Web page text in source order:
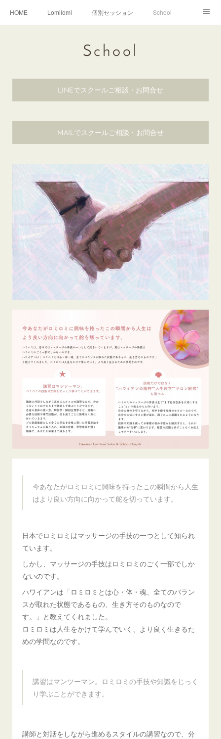
HOME Lomilomi 個別セッション School
School
LINEでスクールご相談・お問合せ
MAILでスクールご相談・お問合せ
今あなたがロミロミに興味を持ったこの瞬間から人生
はより良い方向に向かって舵を切っています。
日本でロミロミはマッサージの手技の一つとして知られ
ています。
しかし、マッサージの手技はロミロミのごく一部でしか
ないのです。
ハワイアンは「ロミロミとは心・体・魂、全てのバラン
スが取れた状態であるもの、生き方そのものなので
す。」と教えてくれました。
ロミロミは人生をかけて学んでいく、より良く生きるた
めの学問なのです。
講習はマンツーマン。ロミロミの手技や知識をじっく
り学ぶことができます。
講師と対話をしながら進めるスタイルの講習なので、分